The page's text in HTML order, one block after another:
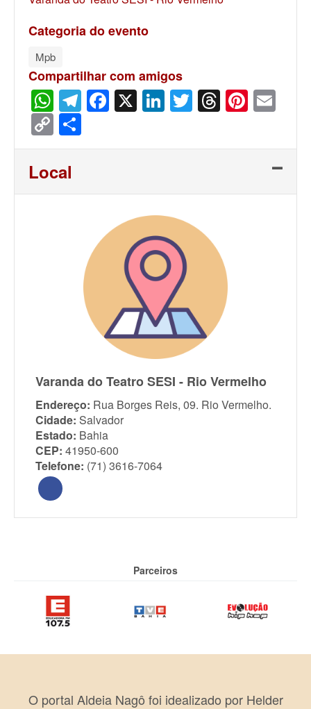
Categoria do evento
Mpb
Compartilhar com amigos
WhatsApp
Telegram
Facebook
X LinkedIn
Twitter
Threads
Copy
Link
Local
Varanda do Teatro SESI - Rio Vermelho
Endereço: Rua Borges Reis, 09. Rio Vermelho.
Cidade: Salvador
Estado: Bahia
CEP: 41950-600
Telefone: (71) 3616-7064
Parceiros
O portal Aldeia Nagô foi idealizado por Helder